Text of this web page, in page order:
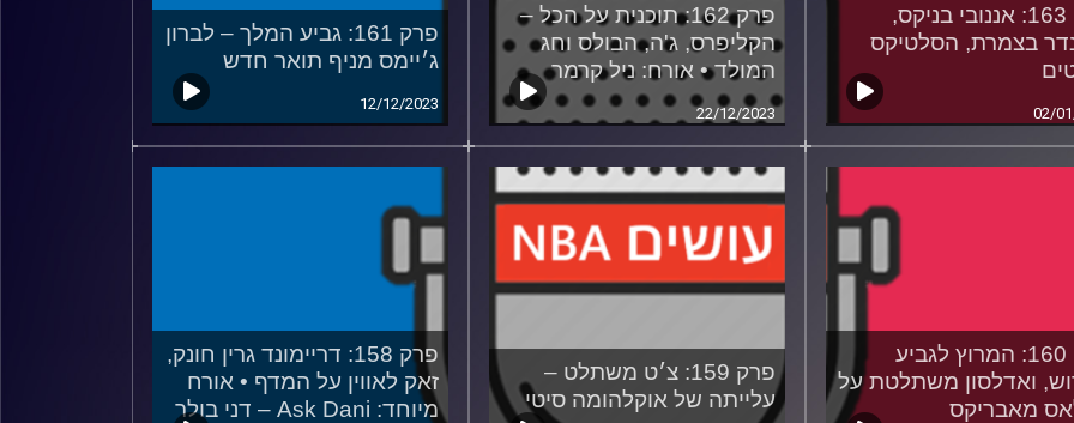
פרק 163: אננובי בניקס,
בצמרת, הסלטיקס
02/
פרק 162: תוכנית על הכל –
הקליפרס, ג'ה, הבולס וחג
המולד • אורח: ניל קרמר
22/12/2023
פרק 161: גביע המלך – לברון
ג׳יימס מניף תואר חדש
12/12/2023
פרק 160: המרוץ לגביע
ואדלסון משתלטת על
מאבריקס
פרק 159: צ׳ט משתלט –
עלייתה של אוקלהומה סיטי
פרק 158: דריימונד גרין חונק,
זאק לאווין על המדף • אורח
מיוחד: Ask Dani – דני בולר